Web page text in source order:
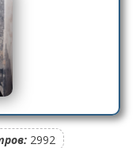
2992